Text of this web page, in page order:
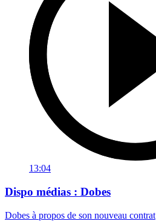
13:04
Dispo médias : Dobes
Dobes à propos de son nouveau contrat